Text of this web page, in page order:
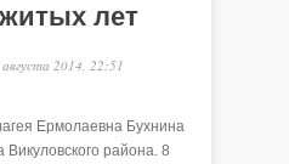
лет
2014, 22:51
Ермолаевна Бухнина
района. 8